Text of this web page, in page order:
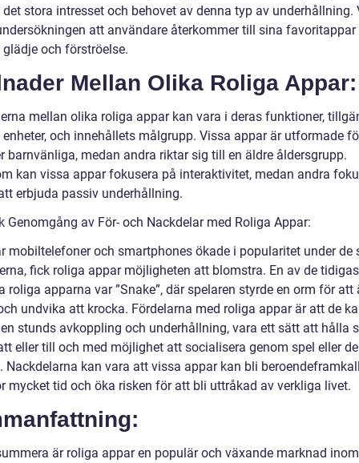
stora intresset och behovet av denna typ av underhållning.
att användare återkommer till sina
och förströelse.
Mellan Olika Roliga Appar:
mellan olika roliga appar kan vara i deras funktioner,
och innehållets målgrupp. Vissa appar är utformade
barnvänliga, medan andra riktar sig till en äldre åldersgrupp.
kan vissa appar fokusera på interaktivitet, medan andra
erbjuda passiv underhållning.
Genomgång av För- och Nackdelar med Roliga Appar:
mobiltelefoner och smartphones ökade i popularitet under de
fick roliga appar möjligheten att blomstra. En av de
roliga apparna var ”Snake”, där spelaren styrde en orm för att
undvika att krocka. Fördelarna med roliga appar är att de
stunds avkoppling och underhållning, vara ett sätt att hålla
eller till och med möjlighet att socialisera genom spel eller
Nackdelarna kan vara att vissa appar kan bli
mycket tid och öka risken för att bli uttråkad av verkliga livet.
är roliga appar en populär och växande marknad